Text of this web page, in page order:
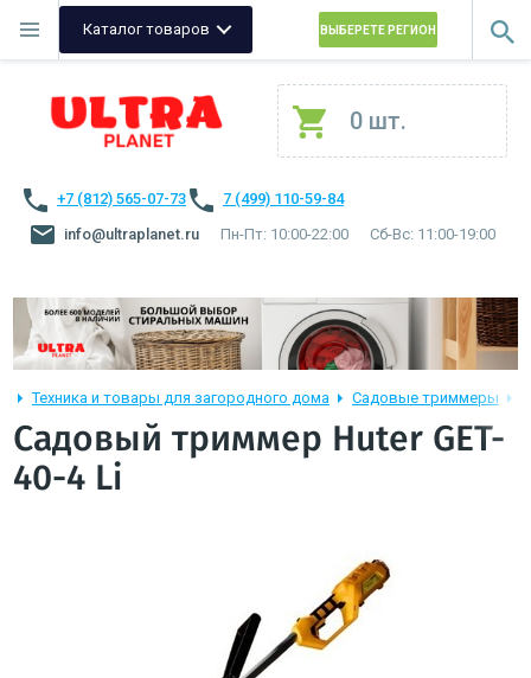
Каталог товаров ВЫБЕРЕТЕ РЕГИОН
0 шт.
+7 (812) 565-07-73
7 (499) 110-59-84
info@ultraplanet.ru
Пн-Пт: 10:00-22:00 Сб-Вс: 11:00-19:00
Техника и товары для загородного дома Садовые триммеры
Садовый триммер Huter GET-
40-4 Li